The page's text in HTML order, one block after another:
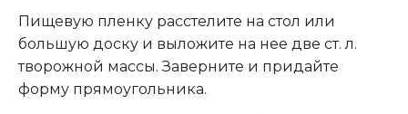
Пищевую пленку расстелите на стол или
большую доску и выложите на нее две ст. л.
творожной массы. Заверните и придайте
форму прямоугольника.